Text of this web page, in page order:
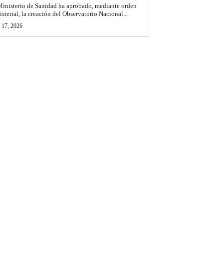
de Sanidad ha aprobado, mediante orden
la creación del Observatorio Nacional...
2026